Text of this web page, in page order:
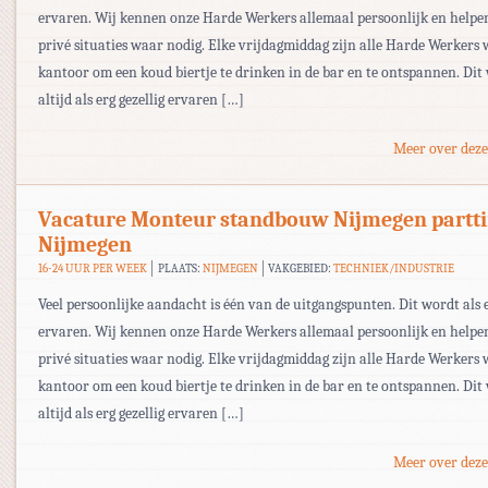
ervaren. Wij kennen onze Harde Werkers allemaal persoonlijk en
privé situaties waar nodig. Elke vrijdagmiddag zijn alle Harde Werkers
kantoor om een koud biertje te drinken in de bar en te ontspannen.
altijd als erg gezellig ervaren […]
Meer over
Vacature Monteur standbouw Nijmegen
Nijmegen
16-24 UUR PER WEEK PLAATS: NIJMEGEN VAKGEBIED:TECHNIEK/INDUSTRIE
Veel persoonlijke aandacht is één van de uitgangspunten. Dit wordt als
ervaren. Wij kennen onze Harde Werkers allemaal persoonlijk en
privé situaties waar nodig. Elke vrijdagmiddag zijn alle Harde Werkers
kantoor om een koud biertje te drinken in de bar en te ontspannen.
altijd als erg gezellig ervaren […]
Meer over